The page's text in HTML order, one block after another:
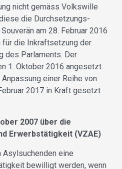
nicht gemäss Volkswille
die Durchsetzungs-
am 28. Februar 2016
für die Inkraftsetzung der
des Parlaments. Der
1. Oktober 2016 angesetzt.
einer Reihe von
2017 in Kraft gesetzt
2007 über die
Erwerbstätigkeit (VZAE)
Asylsuchenden eine
bewilligt werden, wenn